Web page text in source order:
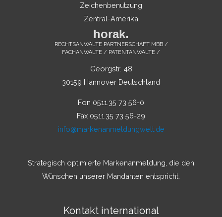
Zeichenbenutzung
Zentral-Amerika
horak.
RECHTSANWÄLTE PARTNERSCHAFT MBB /
FACHANWÄLTE / PATENTANWÄLTE /
Georgstr. 48
30159 Hannover Deutschland
Fon 0511.35 73 56-0
Fax 0511.35 73 56-29
info@markenanmeldungwelt.de
Strategisch optimierte Markenanmeldung, die den
Wünschen unserer Mandanten entspricht.
Kontakt international